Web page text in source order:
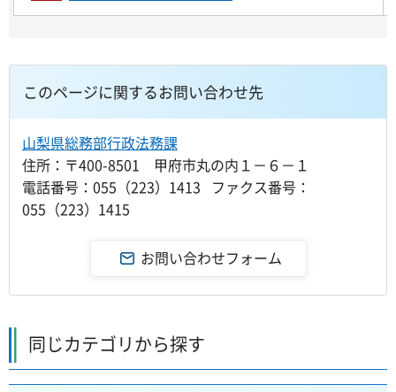
このページに関するお問い合わせ先
山梨県総務部行政法務課
住所：〒400-8501 甲府市丸の内１－６－１
電話番号：055（223）1413 ファクス番号：
055（223）1415
同じカテゴリから探す